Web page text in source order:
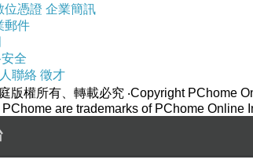
位憑證 企業簡訊
郵件
全
聯絡 徵才
版權所有、轉載必究 ‧Copyright PChome
are trademarks of PChome Online